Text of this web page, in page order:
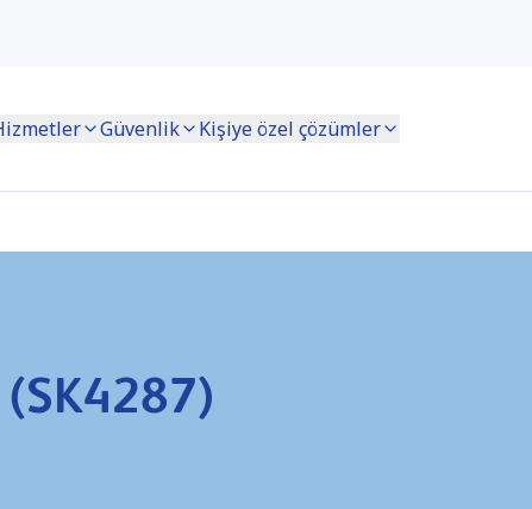
Güvenlik Kişiye özel çözümler